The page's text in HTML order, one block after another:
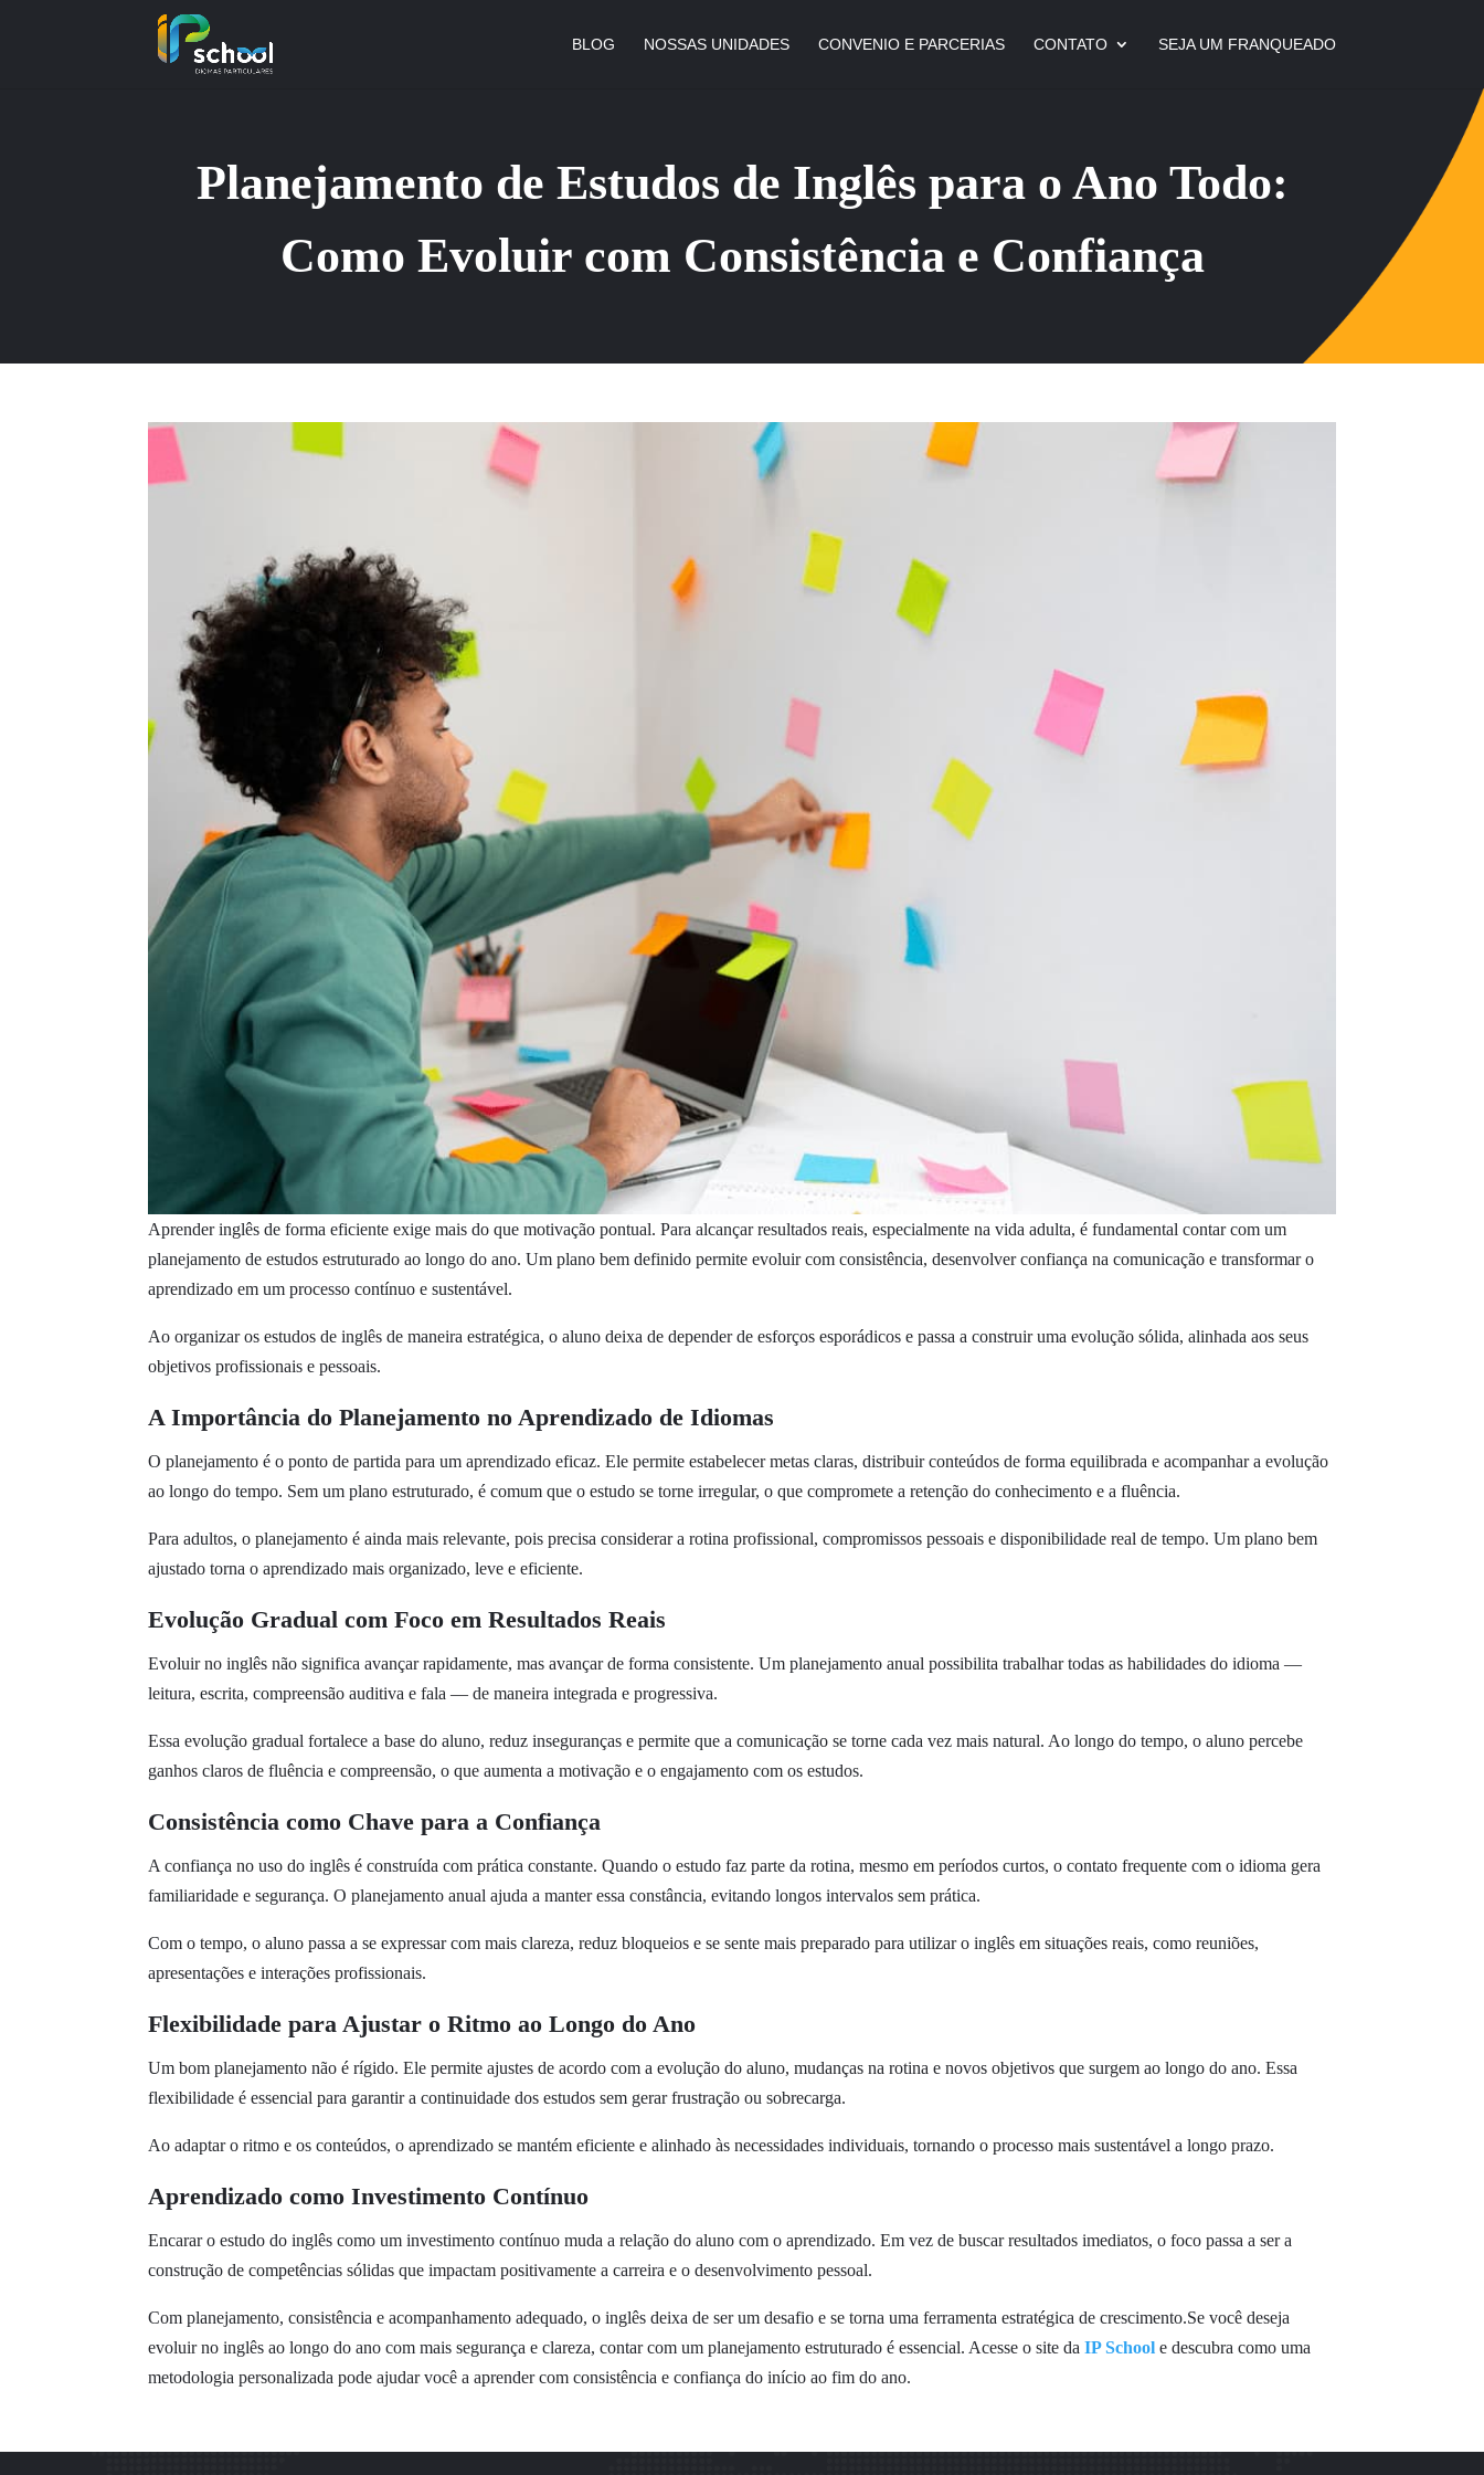
BLOG NOSSAS UNIDADES CONVENIO E PARCERIAS CONTATO SEJA UM FRANQUEADO
Planejamento de Estudos de Inglês para o Ano Todo:
Como Evoluir com Consistência e Confiança
Aprender inglês de forma eficiente exige mais do que motivação pontual. Para alcançar resultados reais, especialmente na vida adulta, é fundamental contar com um
planejamento de estudos estruturado ao longo do ano. Um plano bem definido permite evoluir com consistência, desenvolver confiança na comunicação e transformar o
aprendizado em um processo contínuo e sustentável.
Ao organizar os estudos de inglês de maneira estratégica, o aluno deixa de depender de esforços esporádicos e passa a construir uma evolução sólida, alinhada aos seus
objetivos profissionais e pessoais.
A Importância do Planejamento no Aprendizado de Idiomas
O planejamento é o ponto de partida para um aprendizado eficaz. Ele permite estabelecer metas claras, distribuir conteúdos de forma equilibrada e acompanhar a evolução
ao longo do tempo. Sem um plano estruturado, é comum que o estudo se torne irregular, o que compromete a retenção do conhecimento e a fluência.
Para adultos, o planejamento é ainda mais relevante, pois precisa considerar a rotina profissional, compromissos pessoais e disponibilidade real de tempo. Um plano bem
ajustado torna o aprendizado mais organizado, leve e eficiente.
Evolução Gradual com Foco em Resultados Reais
Evoluir no inglês não significa avançar rapidamente, mas avançar de forma consistente. Um planejamento anual possibilita trabalhar todas as habilidades do idioma —
leitura, escrita, compreensão auditiva e fala — de maneira integrada e progressiva.
Essa evolução gradual fortalece a base do aluno, reduz inseguranças e permite que a comunicação se torne cada vez mais natural. Ao longo do tempo, o aluno percebe
ganhos claros de fluência e compreensão, o que aumenta a motivação e o engajamento com os estudos.
Consistência como Chave para a Confiança
A confiança no uso do inglês é construída com prática constante. Quando o estudo faz parte da rotina, mesmo em períodos curtos, o contato frequente com o idioma gera
familiaridade e segurança. O planejamento anual ajuda a manter essa constância, evitando longos intervalos sem prática.
Com o tempo, o aluno passa a se expressar com mais clareza, reduz bloqueios e se sente mais preparado para utilizar o inglês em situações reais, como reuniões,
apresentações e interações profissionais.
Flexibilidade para Ajustar o Ritmo ao Longo do Ano
Um bom planejamento não é rígido. Ele permite ajustes de acordo com a evolução do aluno, mudanças na rotina e novos objetivos que surgem ao longo do ano. Essa
flexibilidade é essencial para garantir a continuidade dos estudos sem gerar frustração ou sobrecarga.
Ao adaptar o ritmo e os conteúdos, o aprendizado se mantém eficiente e alinhado às necessidades individuais, tornando o processo mais sustentável a longo prazo.
Aprendizado como Investimento Contínuo
Encarar o estudo do inglês como um investimento contínuo muda a relação do aluno com o aprendizado. Em vez de buscar resultados imediatos, o foco passa a ser a
construção de competências sólidas que impactam positivamente a carreira e o desenvolvimento pessoal.
Com planejamento, consistência e acompanhamento adequado, o inglês deixa de ser um desafio e se torna uma ferramenta estratégica de crescimento.Se você deseja
evoluir no inglês ao longo do ano com mais segurança e clareza, contar com um planejamento estruturado é essencial. Acesse o site daIP School e descubra como uma
metodologia personalizada pode ajudar você a aprender com consistência e confiança do início ao fim do ano.